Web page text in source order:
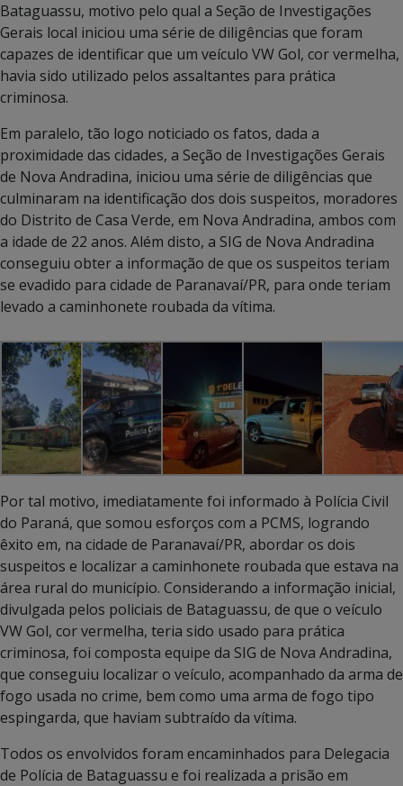
Bataguassu, motivo pelo qual a Seção de Investigações
Gerais local iniciou uma série de diligências que foram
capazes de identificar que um veículo VW Gol, cor vermelha,
havia sido utilizado pelos assaltantes para prática
criminosa.
Em paralelo, tão logo noticiado os fatos, dada a
proximidade das cidades, a Seção de Investigações Gerais
de Nova Andradina, iniciou uma série de diligências que
culminaram na identificação dos dois suspeitos, moradores
do Distrito de Casa Verde, em Nova Andradina, ambos com
a idade de 22 anos. Além disto, a SIG de Nova Andradina
conseguiu obter a informação de que os suspeitos teriam
se evadido para cidade de Paranavaí/PR, para onde teriam
levado a caminhonete roubada da vítima.
Por tal motivo, imediatamente foi informado à Polícia Civil
do Paraná, que somou esforços com a PCMS, logrando
êxito em, na cidade de Paranavaí/PR, abordar os dois
suspeitos e localizar a caminhonete roubada que estava na
área rural do município. Considerando a informação inicial,
divulgada pelos policiais de Bataguassu, de que o veículo
VW Gol, cor vermelha, teria sido usado para prática
criminosa, foi composta equipe da SIG de Nova Andradina,
que conseguiu localizar o veículo, acompanhado da arma de
fogo usada no crime, bem como uma arma de fogo tipo
espingarda, que haviam subtraído da vítima.
Todos os envolvidos foram encaminhados para Delegacia
de Polícia de Bataguassu e foi realizada a prisão em